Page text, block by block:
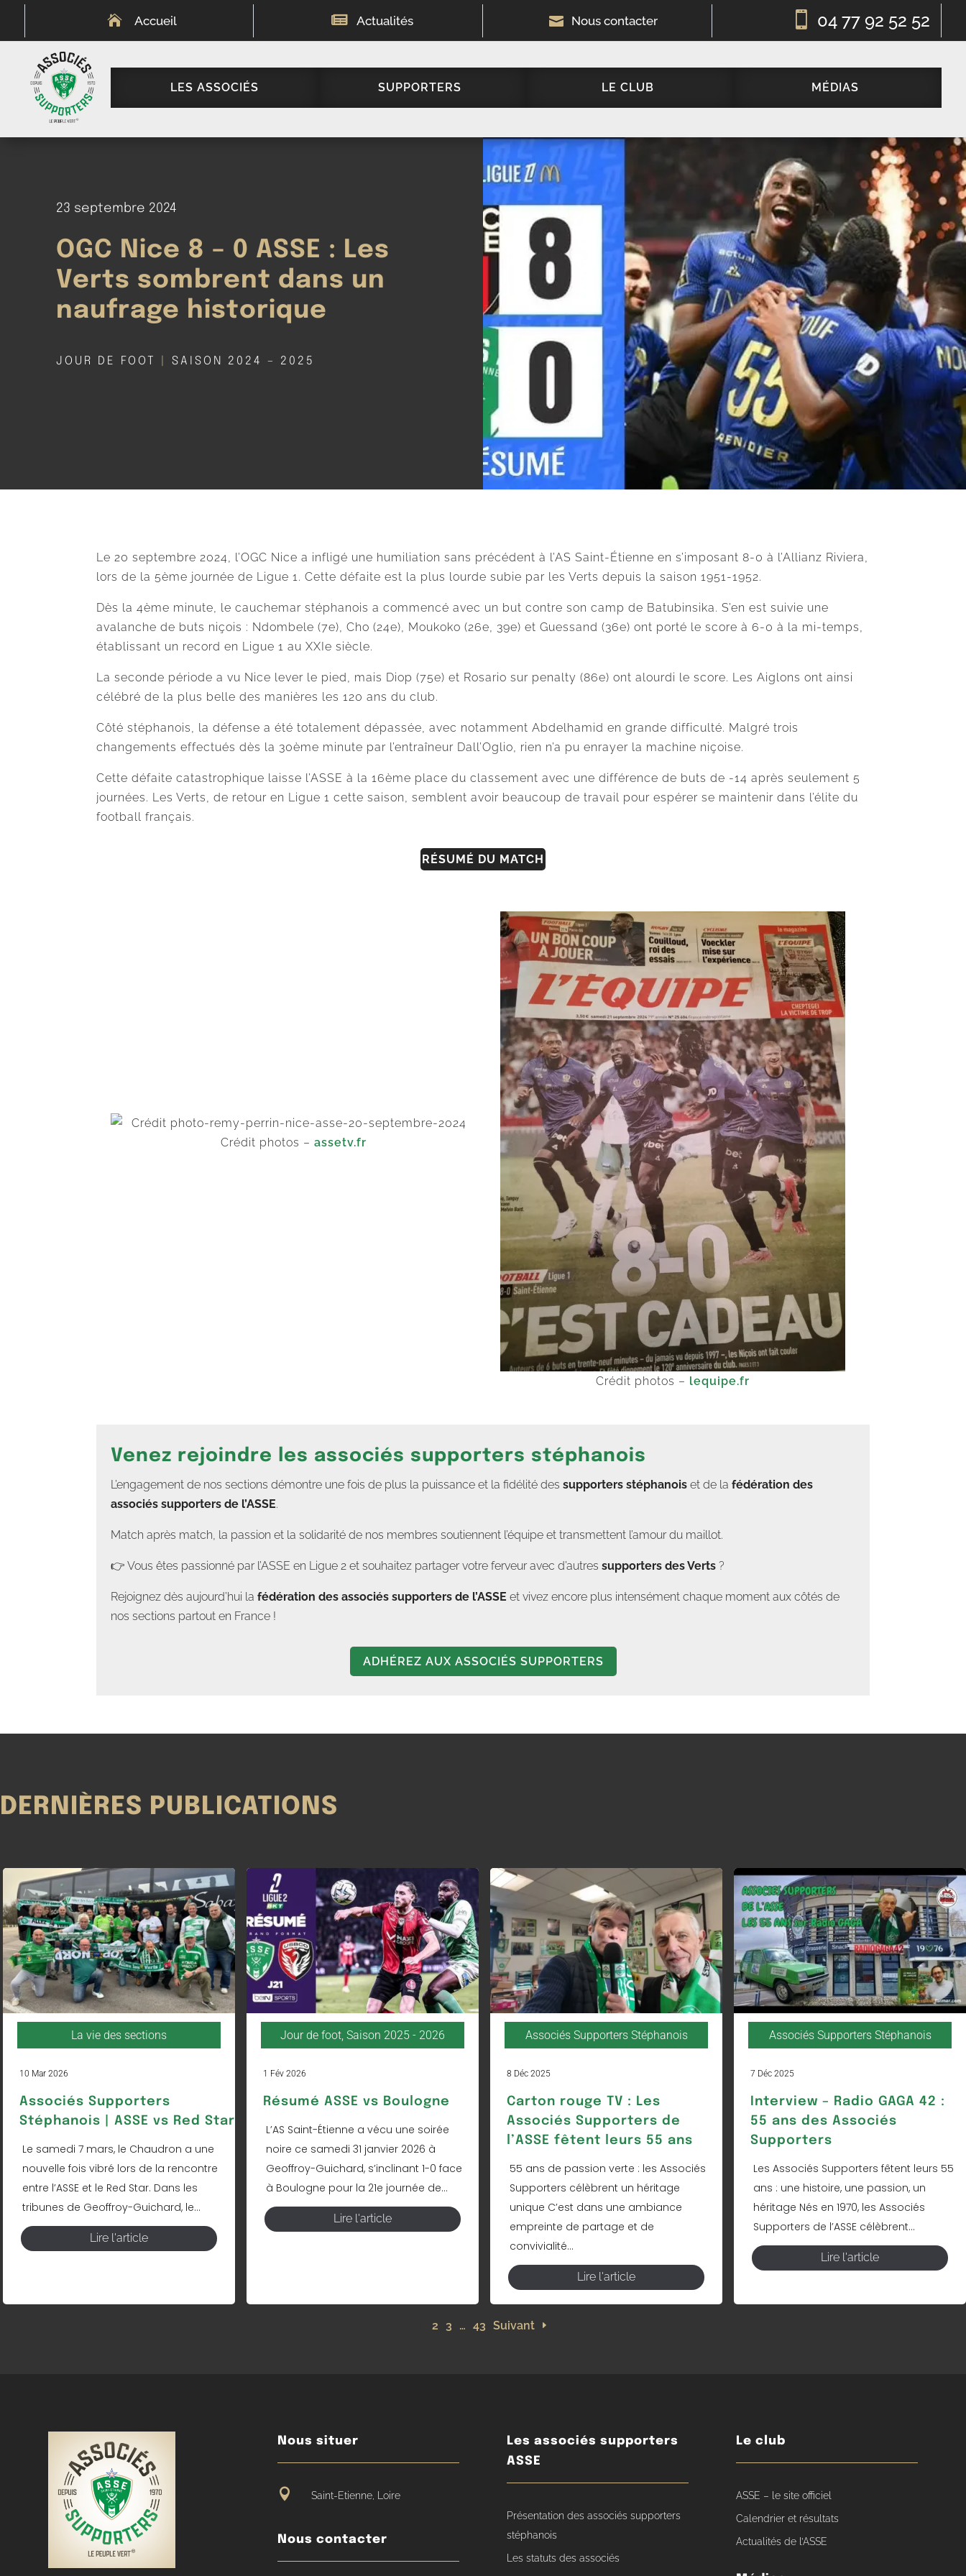
 Accueil  Actualités  Nous contacter  04 77 92 52 52
LES ASSOCIÉS SUPPORTERS LE CLUB MÉDIAS
23 septembre 2024
OGC Nice 8 – 0 ASSE : Les
Verts sombrent dans un
naufrage historique
JOUR DE FOOT SAISON 2024 – 2025
Le 20 septembre 2024, l’OGC Nice a infligé une humiliation sans précédent à l’AS Saint-Étienne en s’imposant 8-0 à l’Allianz Riviera,
lors de la 5ème journée de Ligue 1. Cette défaite est la plus lourde subie par les Verts depuis la saison 1951-1952.
Dès la 4ème minute, le cauchemar stéphanois a commencé avec un but contre son camp de Batubinsika. S’en est suivie une
avalanche de buts niçois : Ndombele (7e), Cho (24e), Moukoko (26e, 39e) et Guessand (36e) ont porté le score à 6-0 à la mi-temps,
établissant un record en Ligue 1 au XXIe siècle.
La seconde période a vu Nice lever le pied, mais Diop (75e) et Rosario sur penalty (86e) ont alourdi le score. Les Aiglons ont ainsi
célébré de la plus belle des manières les 120 ans du club.
Côté stéphanois, la défense a été totalement dépassée, avec notamment Abdelhamid en grande difficulté. Malgré trois
changements effectués dès la 30ème minute par l’entraîneur Dall’Oglio, rien n’a pu enrayer la machine niçoise.
Cette défaite catastrophique laisse l’ASSE à la 16ème place du classement avec une différence de buts de -14 après seulement 5
journées. Les Verts, de retour en Ligue 1 cette saison, semblent avoir beaucoup de travail pour espérer se maintenir dans l’élite du
football français.
RÉSUMÉ DU MATCH
Crédit photos – assetv.fr
Crédit photos – lequipe.fr
Venez rejoindre les associés supporters stéphanois
L’engagement de nos sections démontre une fois de plus la puissance et la fidélité des supporters stéphanois et de la fédération des
associés supporters de l’ASSE.
Match après match, la passion et la solidarité de nos membres soutiennent l’équipe et transmettent l’amour du maillot.
👉 Vous êtes passionné par l’ASSE en Ligue 2 et souhaitez partager votre ferveur avec d’autres supporters des Verts ?
Rejoignez dès aujourd’hui la fédération des associés supporters de l’ASSE et vivez encore plus intensément chaque moment aux côtés de
nos sections partout en France !
ADHÉREZ AUX ASSOCIÉS SUPPORTERS
DERNIÈRES PUBLICATIONS
La vie des sections
10 Mar 2026
Associés Supporters
Stéphanois | ASSE vs Red Star
Le samedi 7 mars, le Chaudron a une
nouvelle fois vibré lors de la rencontre
entre l’ASSE et le Red Star. Dans les
tribunes de Geoffroy-Guichard, le...
Lire l'article
Jour de foot Saison 2025 - 2026
1 Fév 2026
Résumé ASSE vs Boulogne
L’AS Saint-Étienne a vécu une soirée
noire ce samedi 31 janvier 2026 à
Geoffroy-Guichard, s’inclinant 1-0 face
à Boulogne pour la 21e journée de...
Lire l'article
Associés Supporters Stéphanois
8 Déc 2025
Carton rouge TV : Les
Associés Supporters de
l’ASSE fêtent leurs 55 ans
55 ans de passion verte : les Associés
Supporters célèbrent un héritage
unique C’est dans une ambiance
empreinte de partage et de
convivialité...
Lire l'article
Associés Supporters Stéphanois
7 Déc 2025
Interview – Radio GAGA 42 :
55 ans des Associés
Supporters
Les Associés Supporters fêtent leurs 55
ans : une histoire, une passion, un
héritage Nés en 1970, les Associés
Supporters de l’ASSE célèbrent...
Lire l'article
2 3 … 43 Suivant
Nous situer
 Saint-Etienne, Loire
Nous contacter
Les associés supporters
ASSE
Présentation des associés supporters
stéphanois
Les statuts des associés
Le club
ASSE – le site officiel
Calendrier et résultats
Actualités de l’ASSE